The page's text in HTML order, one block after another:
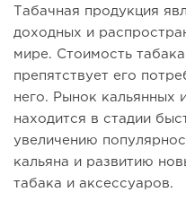
Табачная продукция
доходных и
мире. Стоимость
препятствует его
него. Рынок кальянных
находится в стадии
увеличению
кальяна и развитию
табака и аксессуаров.